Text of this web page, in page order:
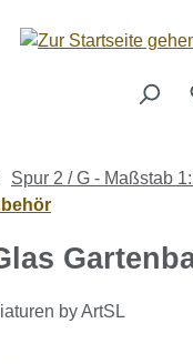
Spur 2 / G - Maßstab
by ArtSL